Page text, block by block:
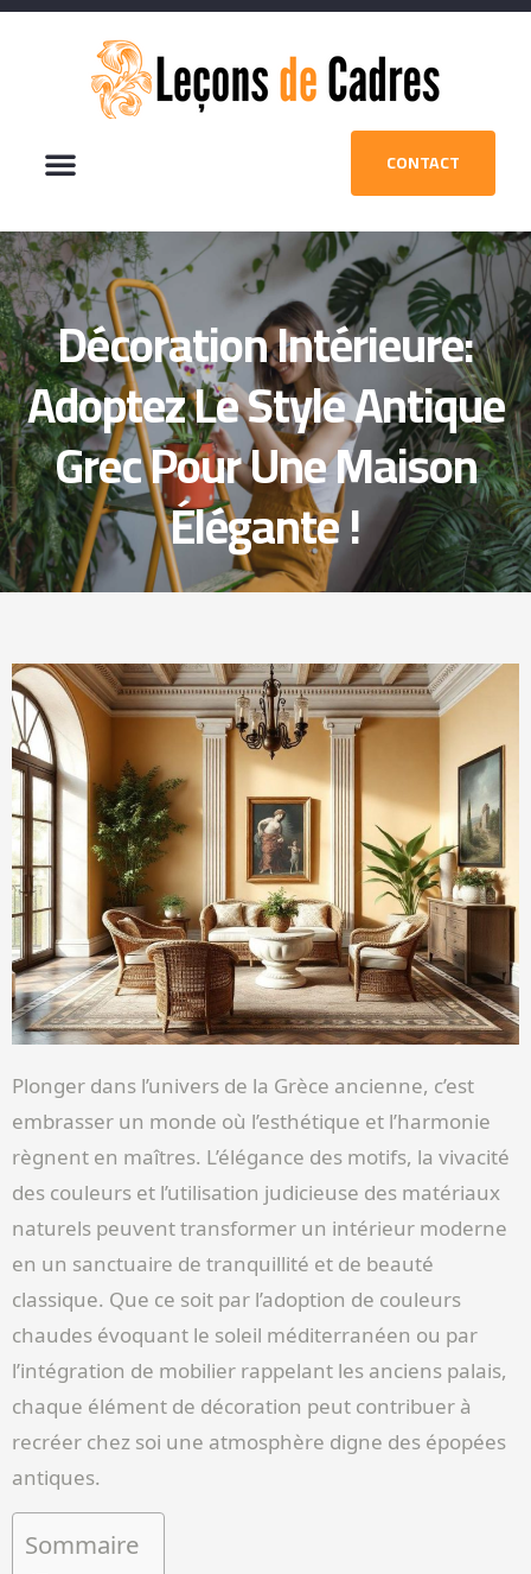
CONTACT
Décoration Intérieure:
Adoptez Le Style Antique
Grec Pour Une Maison
Élégante !
Plonger dans l’univers de la Grèce ancienne, c’est
embrasser un monde où l’esthétique et l’harmonie
règnent en maîtres. L’élégance des motifs, la vivacité
des couleurs et l’utilisation judicieuse des matériaux
naturels peuvent transformer un intérieur moderne
en un sanctuaire de tranquillité et de beauté
classique. Que ce soit par l’adoption de couleurs
chaudes évoquant le soleil méditerranéen ou par
l’intégration de mobilier rappelant les anciens palais,
chaque élément de décoration peut contribuer à
recréer chez soi une atmosphère digne des épopées
antiques.
Sommaire